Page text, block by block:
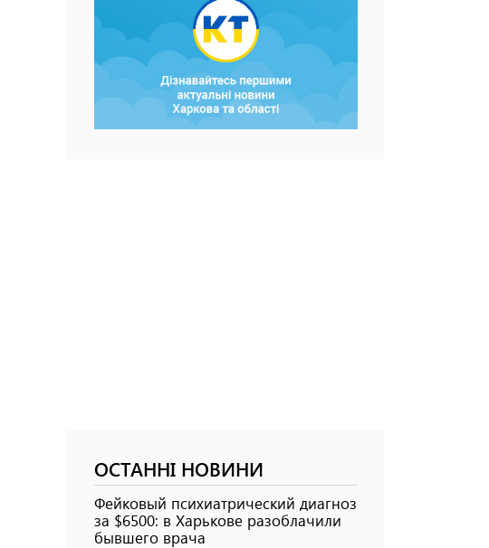
ОСТАННІ НОВИНИ
Фейковый психиатрический диагноз
за $6500: в Харькове разоблачили
бывшего врача